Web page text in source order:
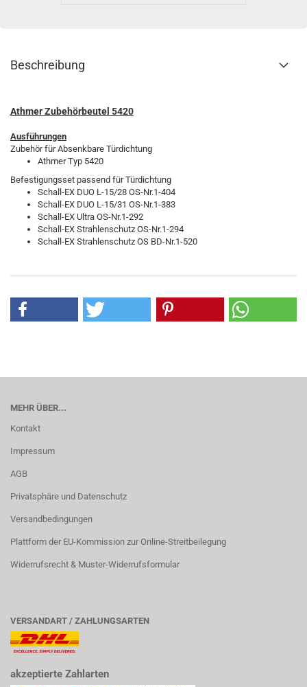
Beschreibung
Athmer Zubehörbeutel 5420
Ausführungen
Zubehör für Absenkbare Türdichtung
Athmer Typ 5420
Befestigungsset passend für Türdichtung
Schall-EX DUO L-15/28 OS-Nr.1-404
Schall-EX DUO L-15/31 OS-Nr.1-383
Schall-EX Ultra OS-Nr.1-292
Schall-EX Strahlenschutz OS-Nr.1-294
Schall-EX Strahlenschutz OS BD-Nr.1-520
MEHR ÜBER...
Kontakt
Impressum
AGB
Privatsphäre und Datenschutz
Versandbedingungen
Plattform der EU-Kommission zur Online-Streitbeilegung
Widerrufsrecht & Muster-Widerrufsformular
VERSANDART / ZAHLUNGSARTEN
akzeptierte Zahlarten